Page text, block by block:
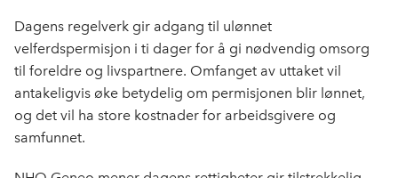
Dagens regelverk gir adgang til ulønnet
velferdspermisjon i ti dager for å gi nødvendig omsorg
til foreldre og livspartnere. Omfanget av uttaket vil
antakeligvis øke betydelig om permisjonen blir lønnet,
og det vil ha store kostnader for arbeidsgivere og
samfunnet.